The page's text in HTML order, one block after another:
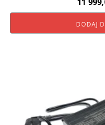
DODAJ